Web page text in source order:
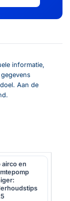
informatie,
Aan de
airco en